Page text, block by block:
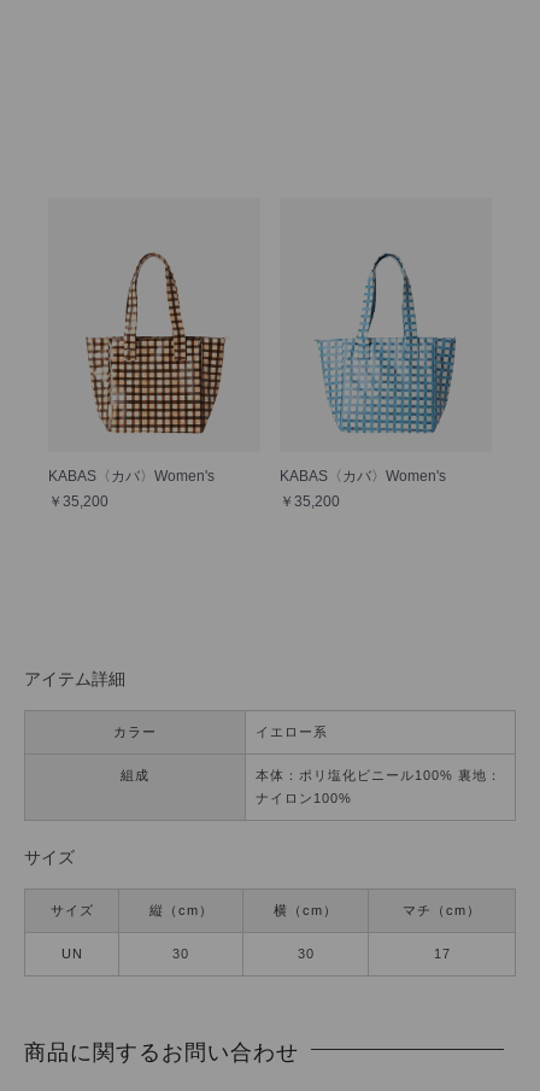
KABAS〈カバ〉Women's
￥35,200
KABAS〈カバ〉Women's
￥35,200
アイテム詳細
カラー イエロー系
組成
本体：ポリ塩化ビニール100% 裏地：
ナイロン100%
サイズ
サイズ 縦（cm） 横（cm） マチ（cm）
UN 30 30 17
商品に関するお問い合わせ